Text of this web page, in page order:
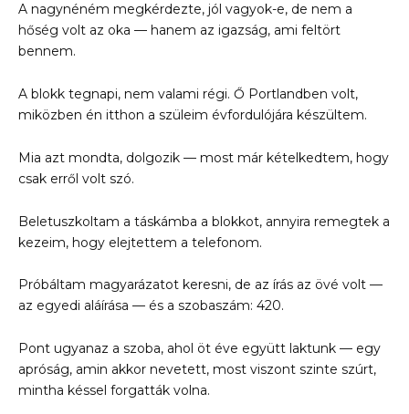
A nagynéném megkérdezte, jól vagyok-e, de nem a
hőség volt az oka — hanem az igazság, ami feltört
bennem.
A blokk tegnapi, nem valami régi. Ő Portlandben volt,
miközben én itthon a szüleim évfordulójára készültem.
Mia azt mondta, dolgozik — most már kételkedtem, hogy
csak erről volt szó.
Beletuszkoltam a táskámba a blokkot, annyira remegtek a
kezeim, hogy elejtettem a telefonom.
Próbáltam magyarázatot keresni, de az írás az övé volt —
az egyedi aláírása — és a szobaszám: 420.
Pont ugyanaz a szoba, ahol öt éve együtt laktunk — egy
apróság, amin akkor nevetett, most viszont szinte szúrt,
mintha késsel forgatták volna.